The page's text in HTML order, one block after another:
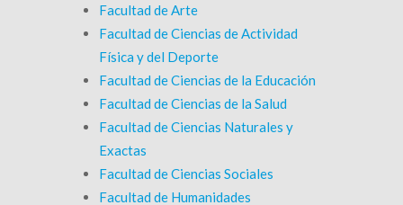
Facultad de Arte
Facultad de Ciencias de Actividad
Física y del Deporte
Facultad de Ciencias de la Educación
Facultad de Ciencias de la Salud
Facultad de Ciencias Naturales y
Exactas
Facultad de Ciencias Sociales
Facultad de Humanidades